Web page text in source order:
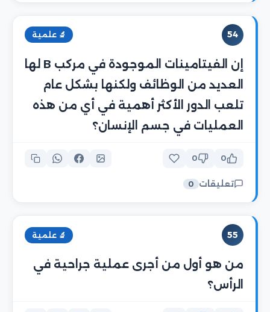
54 🔬 علمية
إن الفيتامينات الموجودة في مركب B لها
العديد من الوظائف ولكنها بشكل عام
تلعب الدور الأكثر أهمية في أي من هذه
العمليات في جسم الإنسان؟
0
0
تعليقات 0
55 🔬 علمية
من هو أول من أجرى عملية جراحية في
الرأس؟